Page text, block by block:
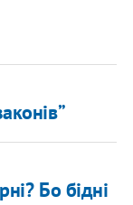
Бо бідні